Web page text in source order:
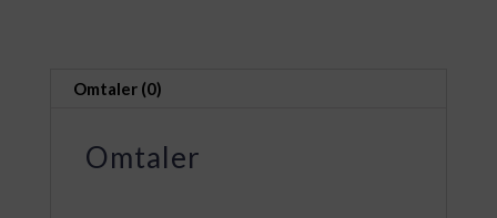
Omtaler (0)
Omtaler